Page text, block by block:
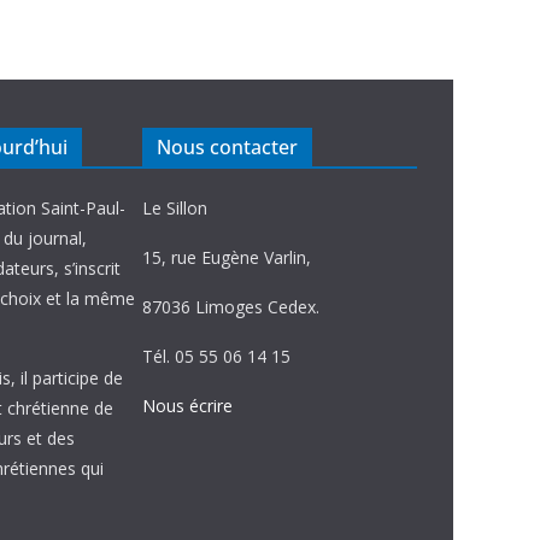
Saint-Paul-
journal,
s’inscrit
et la même
il participe de
chrétienne de
et des
qui
Nous contacter
Le Sillon
15, rue Eugène Varlin,
87036 Limoges Cedex.
Tél. 05 55 06 14 15
Nous écrire